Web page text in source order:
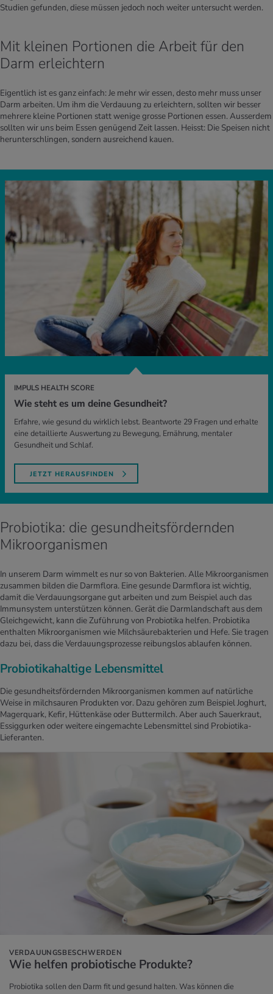
Studien gefunden, diese müssen jedoch noch weiter untersucht werden.
Mit kleinen Portionen die Arbeit für den
Darm erleichtern
Eigentlich ist es ganz einfach: Je mehr wir essen, desto mehr muss unser
Darm arbeiten. Um ihm die Verdauung zu erleichtern, sollten wir besser
mehrere kleine Portionen statt wenige grosse Portionen essen. Ausserdem
sollten wir uns beim Essen genügend Zeit lassen. Heisst: Die Speisen nicht
herunterschlingen, sondern ausreichend kauen.
IMPULS HEALTH SCORE
Wie steht es um deine Gesundheit?
Erfahre, wie gesund du wirklich lebst. Beantworte 29 Fragen und erhalte
eine detaillierte Auswertung zu Bewegung, Ernährung, mentaler
Gesundheit und Schlaf.
JETZT HERAUSFINDEN
Probiotika: die gesundheitsfördernden
Mikroorganismen
VERDAUUNGSBESCHWERDEN
Wie hel­fen pro­bio­ti­sche Pro­duk­te?
Probiotika sollen den Darm fit und gesund halten. Was können die
In unserem Darm wimmelt es nur so von Bakterien. Alle Mikroorganismen
zusammen bilden die Darmflora. Eine gesunde Darmflora ist wichtig,
damit die Verdauungsorgane gut arbeiten und zum Beispiel auch das
Immunsystem unterstützen können. Gerät die Darmlandschaft aus dem
Gleichgewicht, kann die Zuführung von Probiotika helfen. Probiotika
enthalten Mikroorganismen wie Milchsäurebakterien und Hefe. Sie tragen
dazu bei, dass die Verdauungsprozesse reibungslos ablaufen können.
Probiotikahaltige Lebensmittel
Die gesundheitsfördernden Mikroorganismen kommen auf natürliche
Weise in milchsauren Produkten vor. Dazu gehören zum Beispiel Joghurt,
Magerquark, Kefir, Hüttenkäse oder Buttermilch. Aber auch Sauerkraut,
Essiggurken oder weitere eingemachte Lebensmittel sind Probiotika-
Lieferanten.